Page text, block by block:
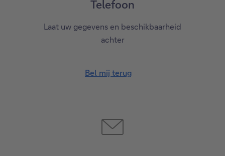
Telefoon
Laat uw gegevens en beschikbaarheid
achter
Bel mij terug